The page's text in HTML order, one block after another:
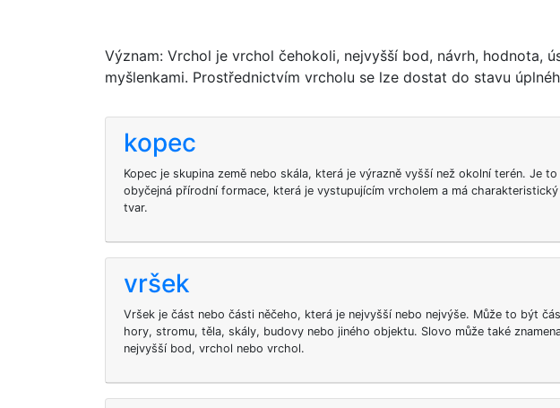
Význam: Vrchol je vrchol čehokoli, nejvyšší bod, návrh, hodnota,
myšlenkami. Prostřednictvím vrcholu se lze dostat do stavu
kopec
Kopec je skupina země nebo skála, která je výrazně vyšší než okolní terén. Je to
obyčejná přírodní formace, která je vystupujícím vrcholem a má charakteristický
tvar.
vršek
Vršek je část nebo části něčeho, která je nejvyšší nebo nejvýše. Může to být
hory, stromu, těla, skály, budovy nebo jiného objektu. Slovo může také
nejvyšší bod, vrchol nebo vrchol.